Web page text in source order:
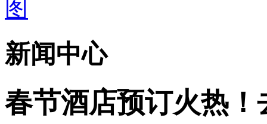
新闻中心
春节酒店预订火热